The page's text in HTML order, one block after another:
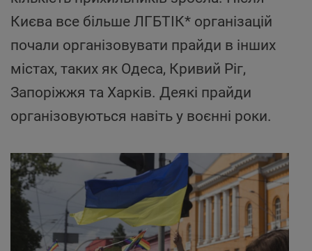
Києва все більше ЛГБТІК* організацій
почали організовувати прайди в інших
містах, таких як Одеса, Кривий Ріг,
Запоріжжя та Харків. Деякі прайди
організовуються навіть у воєнні роки.